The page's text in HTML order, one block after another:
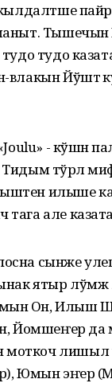
Тышечын
тудо
Йўштӧ
- кўшнӧ
Тидым тўрлӧ
илыше
але
сынже
ятыр
Он, Илыш
Йомшеҥер
лишыл
Юмын эҥер